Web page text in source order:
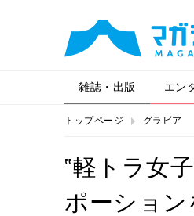
雑誌・出版 エン
トップページ グラビア
‟軽トラ女
ポーション